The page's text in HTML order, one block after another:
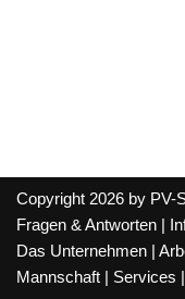
Copyright 2026 by PV-
Fragen & Antworten |
Das Unternehmen |
Mannschaft | Services |